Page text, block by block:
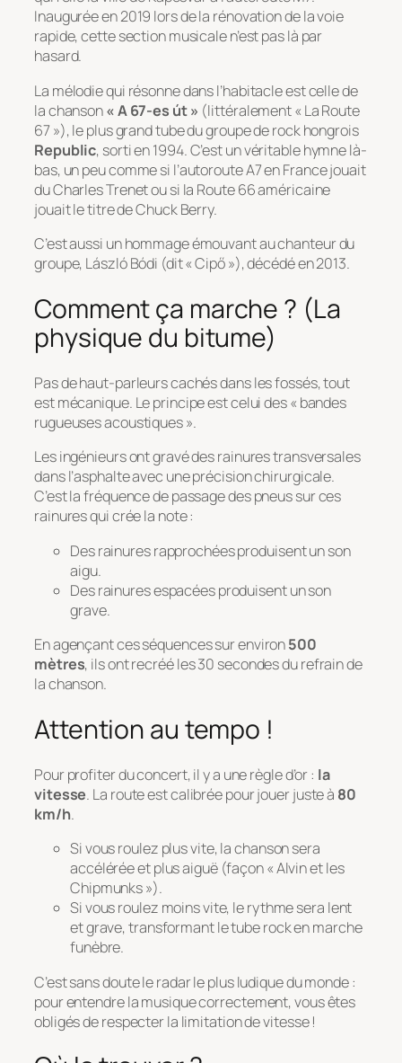
Inaugurée en 2019 lors de la rénovation de la voie
rapide, cette section musicale n’est pas là par
hasard.
La mélodie qui résonne dans l’habitacle est celle de
la chanson« A 67-es út » (littéralement « La Route
67 »), le plus grand tube du groupe de rock hongrois
Republic, sorti en 1994. C’est un véritable hymne là-
bas, un peu comme si l’autoroute A7 en France jouait
du Charles Trenet ou si la Route 66 américaine
jouait le titre de Chuck Berry.
C’est aussi un hommage émouvant au chanteur du
groupe, László Bódi (dit « Cipő »), décédé en 2013.
Comment ça marche ? (La
physique du bitume)
Pas de haut-parleurs cachés dans les fossés, tout
est mécanique. Le principe est celui des « bandes
rugueuses acoustiques ».
Les ingénieurs ont gravé des rainures transversales
dans l’asphalte avec une précision chirurgicale.
C’est la fréquence de passage des pneus sur ces
rainures qui crée la note :
Des rainures rapprochées produisent un son
aigu.
Des rainures espacées produisent un son
grave.
En agençant ces séquences sur environ500
mètres, ils ont recréé les 30 secondes du refrain de
la chanson.
Attention au tempo !
Pour profiter du concert, il y a une règle d’or : la
vitesse. La route est calibrée pour jouer juste à 80
km/h.
Si vous roulez plus vite, la chanson sera
accélérée et plus aiguë (façon « Alvin et les
Chipmunks »).
Si vous roulez moins vite, le rythme sera lent
et grave, transformant le tube rock en marche
funèbre.
C’est sans doute le radar le plus ludique du monde :
pour entendre la musique correctement, vous êtes
obligés de respecter la limitation de vitesse !